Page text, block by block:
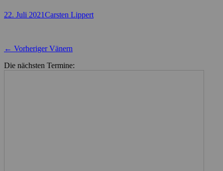
Posted
22. Juli 2021Autor
Carsten Lippert
Beitragsnavigation
← Vorheriger Vorheriger
Vänern
Die nächsten Termine: